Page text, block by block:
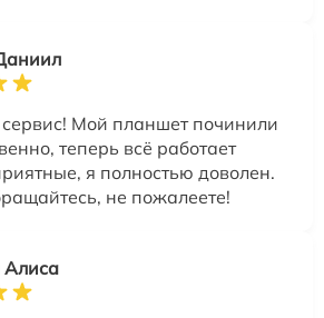
Мой планшет починили
теперь всё работает
я полностью доволен.
не пожалеете!